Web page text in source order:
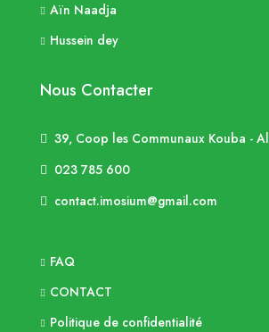
Aïn Naadja
Hussein dey
Nous Contacter
39, Coop les Communaux Kouba -
023 785 600
contact.imosium@gmail.com
FAQ
CONTACT
Politique de confidentialité